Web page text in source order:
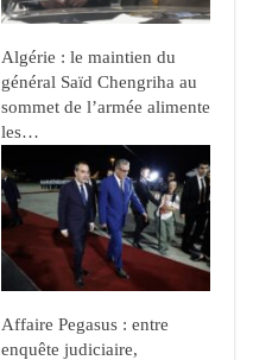
Algérie : le maintien du
général Saïd Chengriha au
sommet de l’armée alimente
les…
Affaire Pegasus : entre
enquête judiciaire,